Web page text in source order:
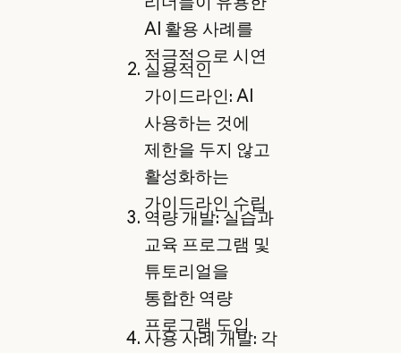
AI 활용 사례를
적극적으로 시연
실용적인
가이드라인: AI
사용하는 것에
제한을 두지 않고
활성화하는
가이드라인 수립
역량 개발: 실습과
교육 프로그램 및
튜토리얼을
통합한 역량
프로그램 도입
사용 사례 개발: 각